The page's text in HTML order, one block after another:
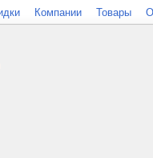
Компании Товары